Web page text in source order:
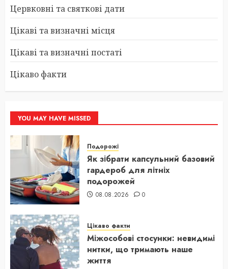
Цервковні та святкові дати
Цікаві та визначні місця
Цікаві та визначні постаті
Цікаво факти
YOU MAY HAVE MISSED
Подорожі
Як зібрати капсульний базовий
гардероб для літніх
подорожей
08.08.2026 0
Цікаво факти
Міжособові стосунки: невидимі
нитки, що тримають наше
життя